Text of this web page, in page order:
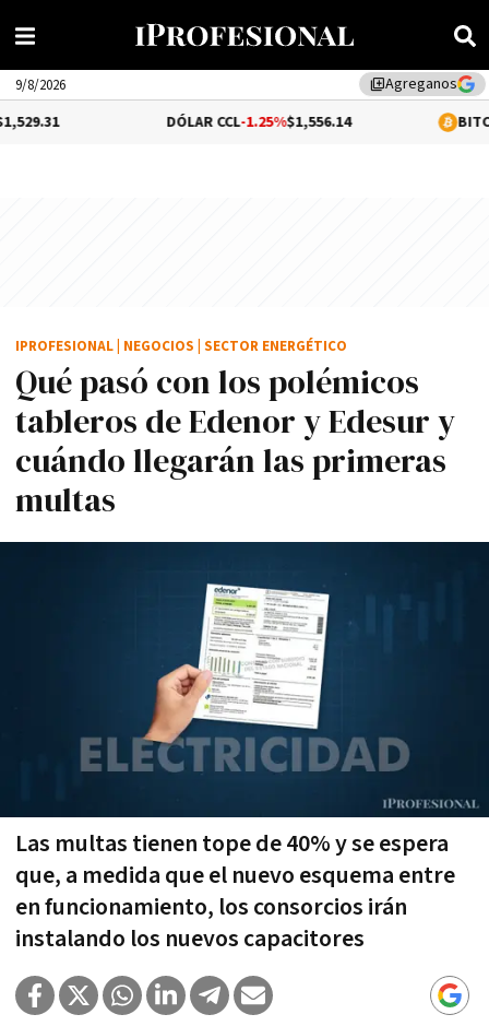
library_addAgreganos
9/8/2026
-1.25%$1,556.14 0.05%
Qué pasó con los polémicos
tableros de Edenor y Edesur y
cuándo llegarán las primeras
multas
Las multas tienen tope de 40% y se espera
que, a medida que el nuevo esquema entre
en funcionamiento, los consorcios irán
instalando los nuevos capacitores
IPROFESIONAL NEGOCIOS SECTOR ENERGÉTICO